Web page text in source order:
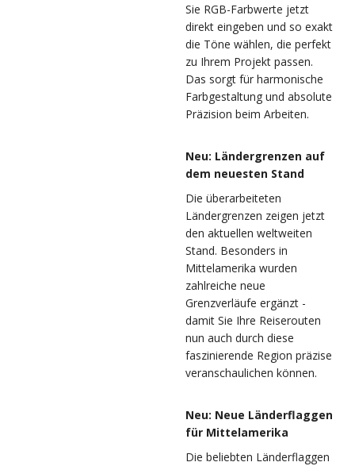
Sie RGB-Farbwerte jetzt
direkt eingeben und so exakt
die Töne wählen, die perfekt
zu Ihrem Projekt passen.
Das sorgt für harmonische
Farbgestaltung und absolute
Präzision beim Arbeiten.
Neu: Ländergrenzen auf
dem neuesten Stand
Die überarbeiteten
Ländergrenzen zeigen jetzt
den aktuellen weltweiten
Stand. Besonders in
Mittelamerika wurden
zahlreiche neue
Grenzverläufe ergänzt -
damit Sie Ihre Reiserouten
nun auch durch diese
faszinierende Region präzise
veranschaulichen können.
Neu: Neue Länderflaggen
für Mittelamerika
Die beliebten Länderflaggen